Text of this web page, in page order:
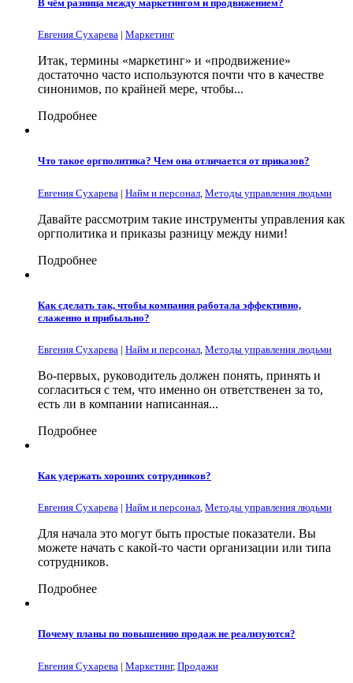
В чём разница между маркетингом и продвижением?
Евгения Сухарева | Маркетинг
Итак, термины «маркетинг» и «продвижение»
достаточно часто используются почти что в качестве
синонимов, по крайней мере, чтобы...
Подробнее
Что такое оргполитика? Чем она отличается от приказов?
Евгения Сухарева | Найм и персонал Методы управления людьми
Давайте рассмотрим такие инструменты управления как
оргполитика и приказы разницу между ними!
Подробнее
Как сделать так, чтобы компания работала эффективно,
слаженно и прибыльно?
Евгения Сухарева | Найм и персонал Методы управления людьми
Во-первых, руководитель должен понять, принять и
согласиться с тем, что именно он ответственен за то,
есть ли в компании написанная...
Подробнее
Как удержать хороших сотрудников?
Евгения Сухарева | Найм и персонал, Методы управления людьми
Для начала это могут быть простые показатели. Вы
можете начать с какой-то части организации или типа
сотрудников.
Подробнее
Почему планы по повышению продаж не реализуются?
Евгения Сухарева | Маркетинг, Продажи